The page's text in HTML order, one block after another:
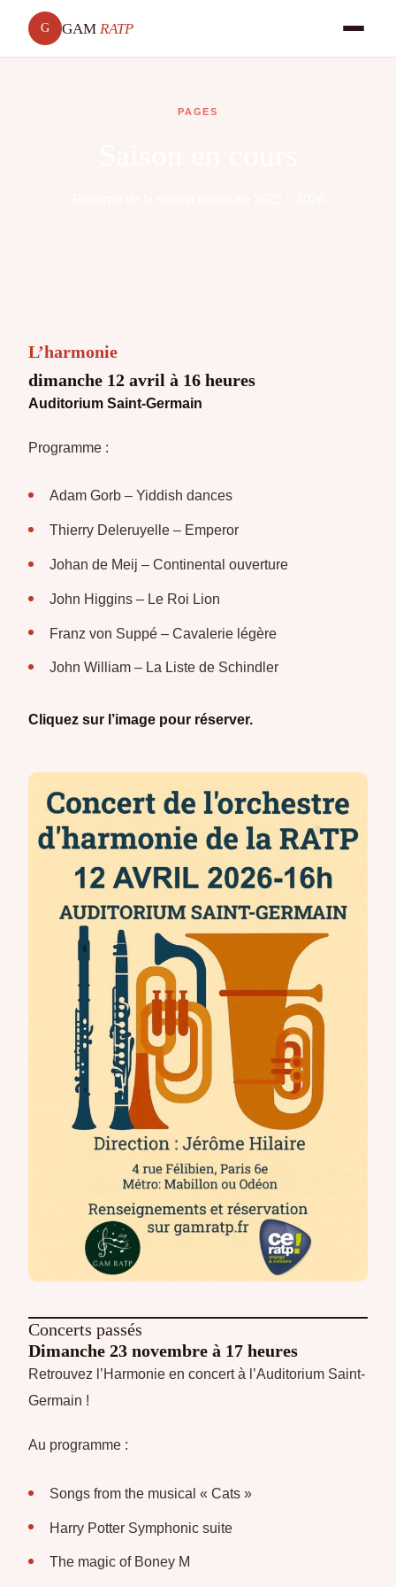
G GAM RATP
PAGES
L’harmonie
dimanche 12 avril à 16 heures
Auditorium Saint-Germain
Programme :
Adam Gorb – Yiddish dances
Thierry Deleruyelle – Emperor
Johan de Meij – Continental ouverture
John Higgins – Le Roi Lion
Franz von Suppé – Cavalerie légère
John William – La Liste de Schindler
Cliquez sur l’image pour réserver.
Concerts passés
Dimanche 23 novembre à 17 heures
Retrouvez l’Harmonie en concert à l’Auditorium Saint-
Germain !
Au programme :
Songs from the musical « Cats »
Harry Potter Symphonic suite
The magic of Boney M